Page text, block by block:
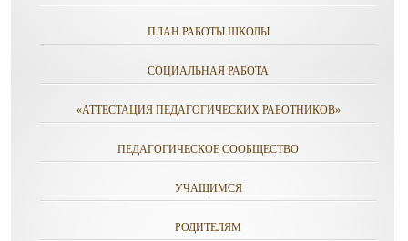
ПЛАН РАБОТЫ ШКОЛЫ
СОЦИАЛЬНАЯ РАБОТА
«АТТЕСТАЦИЯ ПЕДАГОГИЧЕСКИХ РАБОТНИКОВ»
ПЕДАГОГИЧЕСКОЕ СООБЩЕСТВО
УЧАЩИМСЯ
РОДИТЕЛЯМ